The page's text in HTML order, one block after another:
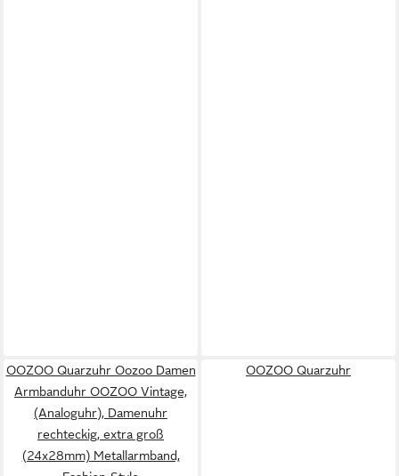
OOZOO Quarzuhr Oozoo Damen
Armbanduhr OOZOO Vintage,
(Analoguhr), Damenuhr
rechteckig, extra groß
(24x28mm) Metallarmband,
OOZOO Quarzuhr